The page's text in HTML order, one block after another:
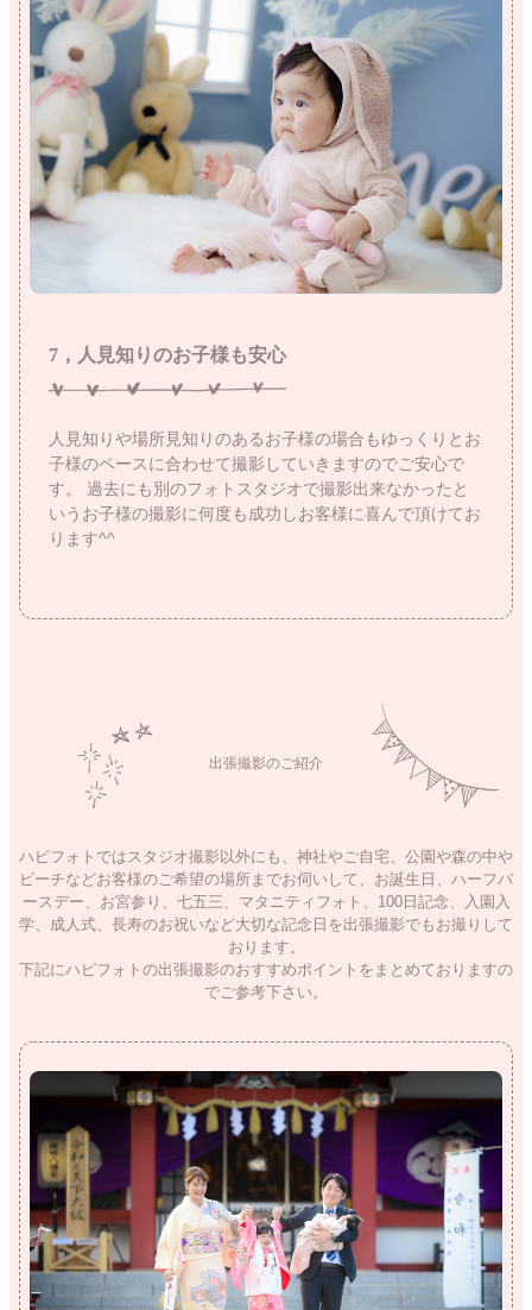
7，人見知りのお子様も安心
人見知りや場所見知りのあるお子様の場合もゆっくりとお
子様のペースに合わせて撮影していきますのでご安心で
す。
過去にも別のフォトスタジオで撮影出来なかったと
いうお子様の撮影に何度も成功しお客様に喜んで頂けてお
ります^^
出張撮影のご紹介
ハピフォトではスタジオ撮影以外にも、神社やご自宅、公園や森の中や
ビーチなどお客様のご希望の場所までお伺いして、お誕生日、ハーフバ
ースデー、お宮参り、七五三、マタニティフォト、100日記念、入園入
学、成人式、長寿のお祝いなど大切な記念日を出張撮影でもお撮りして
おります。
下記にハピフォトの出張撮影のおすすめポイントをまとめておりますの
でご参考下さい。